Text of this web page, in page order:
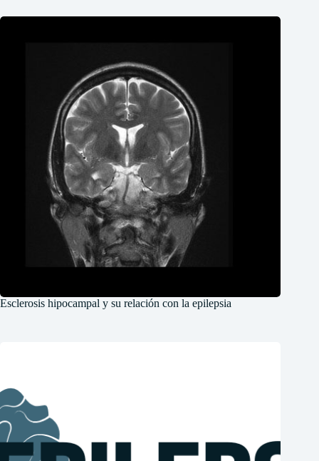
Esclerosis hipocampal y su relación con la epilepsia